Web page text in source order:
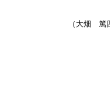
（大畑 篤